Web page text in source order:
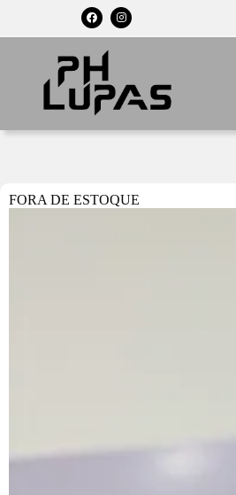
FORA DE ESTOQUE